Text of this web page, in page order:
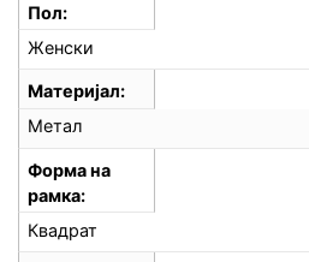
Пол
Женски
Материјал
Метал
Форма на
рамка
Квадрат